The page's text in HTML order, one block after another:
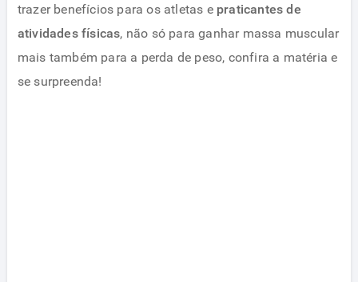
trazer benefícios para os atletas e praticantes de
atividades físicas, não só para ganhar massa muscular
mais também para a perda de peso, confira a matéria e
se surpreenda!